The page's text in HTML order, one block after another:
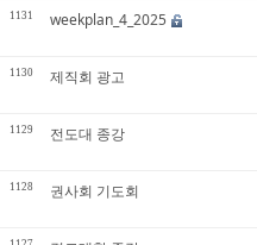
1131 weekplan_4_2025
1130 제직회 광고
1129 전도대 종강
1128 권사회 기도회